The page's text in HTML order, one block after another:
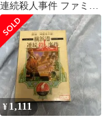
連続殺人事件 ファミコ
ンソフト
¥1,111